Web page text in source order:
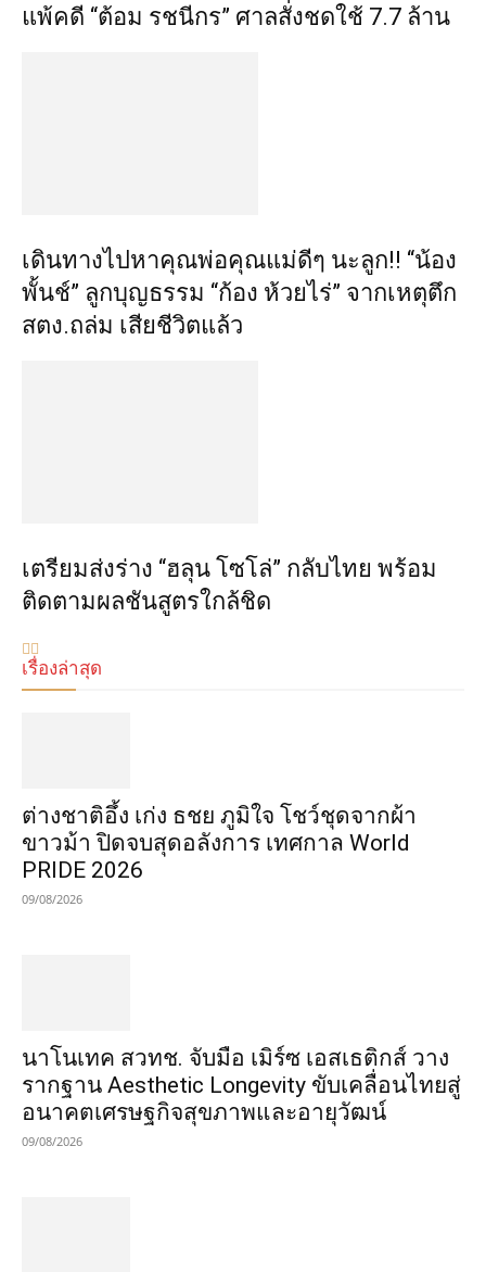
แพ้คดี “ต้อม รชนีกร” ศาลสั่งชดใช้ 7.7 ล้าน
เดินทางไปหาคุณพ่อคุณแม่ดีๆ นะลูก!! “น้อง
พั้นช์” ลูกบุญธรรม “ก้อง ห้วยไร่” จากเหตุตึก
สตง.ถล่ม เสียชีวิตแล้ว
เตรียมส่งร่าง “ฮลุน โซโล่” กลับไทย พร้อม
ติดตามผลชันสูตรใกล้ชิด
เรื่องล่าสุด
ต่างชาติอึ้ง เก่ง ธชย ภูมิใจ โชว์ชุดจากผ้า
ขาวม้า ปิดจบสุดอลังการ เทศกาล World
PRIDE 2026
09/08/2026
นาโนเทค สวทช. จับมือ เมิร์ซ เอสเธติกส์ วาง
รากฐาน Aesthetic Longevity ขับเคลื่อนไทยสู่
อนาคตเศรษฐกิจสุขภาพและอายุวัฒน์
09/08/2026